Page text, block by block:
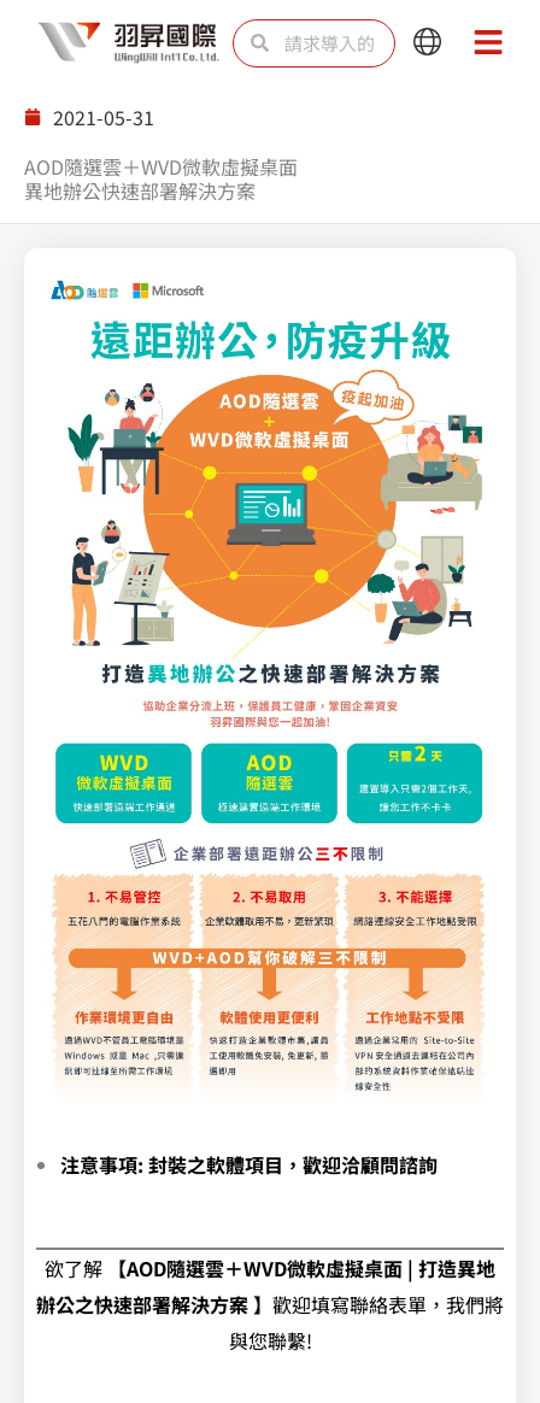
SearchSearch
Main
Main
2021-05-31
AOD隨選雲＋WVD微軟虛擬桌面
異地辦公快速部署解決方案
注意事項: 封裝之軟體項目，歡迎洽顧問諮詢
欲了解 【AOD隨選雲＋WVD微軟虛擬桌面 | 打造異地
辦公之快速部署解決方案 】 歡迎填寫聯絡表單，我們將
與您聯繫!